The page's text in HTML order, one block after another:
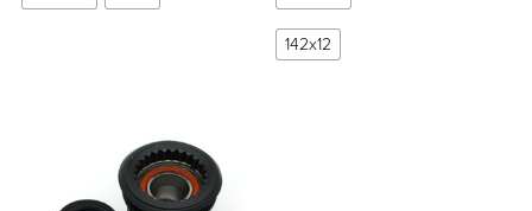
142x12